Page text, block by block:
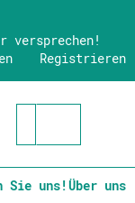
versprechen!
Registrieren
Sie uns!Über uns